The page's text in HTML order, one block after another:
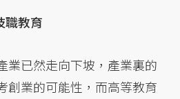
職教育
業已然走向下坡，產業裏的
創業的可能性，而高等教育